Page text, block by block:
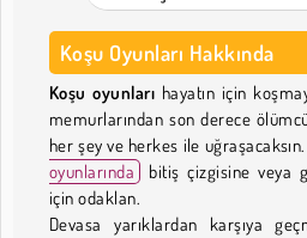
Koşu Oyunları Hakkında
Koşu oyunları hayatın için
memurlarından son derece
her şey ve herkes ile
oyunlarında
bitiş çizgisine veya
için odaklan.
Devasa yarıklardan karşıya